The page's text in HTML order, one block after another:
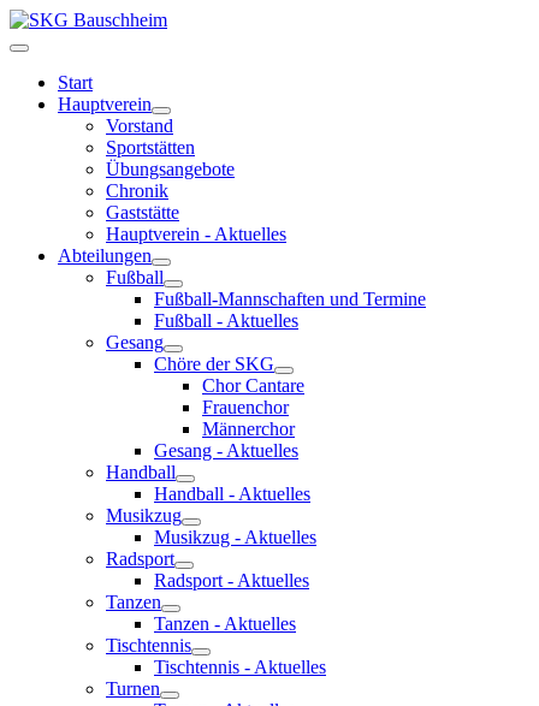
Start
Hauptverein
Vorstand
Sportstätten
Übungsangebote
Chronik
Gaststätte
Hauptverein - Aktuelles
Abteilungen
Fußball
Fußball-Mannschaften und Termine
Fußball - Aktuelles
Gesang
Chöre der SKG
Chor Cantare
Frauenchor
Männerchor
Gesang - Aktuelles
Handball
Handball - Aktuelles
Musikzug
Musikzug - Aktuelles
Radsport
Radsport - Aktuelles
Tanzen
Tanzen - Aktuelles
Tischtennis
Tischtennis - Aktuelles
Turnen